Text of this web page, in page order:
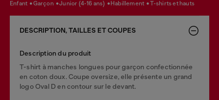
enfant garçon junior (4-16 ans) habillement t-shirts et hauts
DESCRIPTION, TAILLES ET COUPES
Description du produit
T-shirt à manches longues pour garçon confectionnée
en coton doux. Coupe oversize, elle présente un grand
logo Oval D en contour sur le devant.